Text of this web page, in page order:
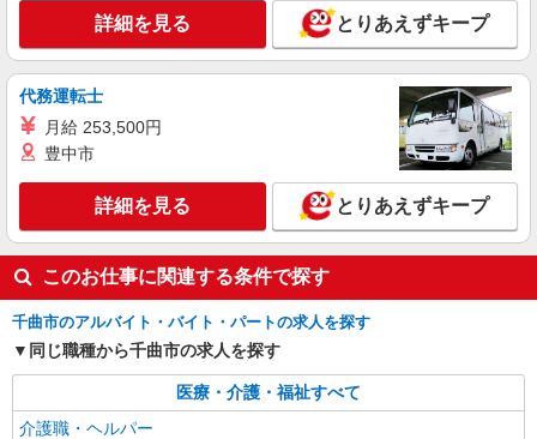
生活サポートなど
時給1500円〜2125円 ＜日払い有/週払い有/交
通費全支給(ガソリン代含む)＞
詳細を見る
千曲市｜未経験でも大丈夫◎研修が手厚い有料
住宅の介護♪
時給1500円〜2125円 ＜日払い有/週払い有/交
通費全支給(ガソリン代含む)＞
千曲市
キープ 詳細を見る
詳細を見る とりあえずキープ
代務運転士
月給 253,500円
豊中市
詳細を見る とりあえずキープ
このお仕事に関連する条件で探す
千曲市のアルバイト・バイト・パートの求人を探す
同じ職種から千曲市の求人を探す
医療・介護・福祉すべて
介護職・ヘルパー